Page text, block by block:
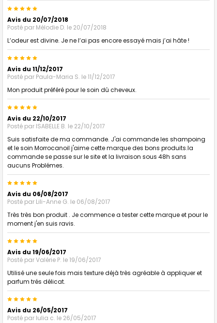
5
Avis du 20/07/2018
Posté par Mélodie D. le 20/07/2018
L’odeur est divine. Je ne l’ai pas encore essayé mais j’ai hâte !
5
Avis du 11/12/2017
Posté par Paula-Maria S. le 11/12/2017
Mon produit préféré pour le soin dû cheveux.
5
Avis du 22/10/2017
Posté par ISABELLE B. le 22/10/2017
Suis satisfaite de ma commande. J'ai commande les shampoing
et le soin Morrocanoil j'aime cette marque des bons produits.la
commande se passe sur le site et la livraison sous 48h sans
aucuns Problémes.
5
Avis du 06/08/2017
Posté par Lili-Anne G. le 06/08/2017
Très très bon produit . Je commence a tester cette marque et pour le
moment j'en suis ravis.
5
Avis du 19/06/2017
Posté parValérie P. le 19/06/2017
Utilisé une seule fois mais texture déjà très agréable à appliquer et
parfum trés délicat.
5
Avis du 26/05/2017
Posté par Iulia c. le 26/05/2017